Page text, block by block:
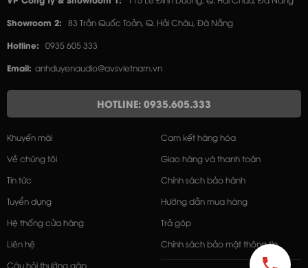
Showroom 2: 83 Trần Quốc Toản, Q. Hải Châu, Đà Nẵng
Hotline: 0935 605 333
Email: anhduyenaudio@avsvietnam.vn
HOTLINE: 0935.605.333
Khuyến mãi
Về chúng tôi
Tin tức
Tuyển dụng
Hệ thống cửa hàng
Liên hệ
Cam kết hàng hóa
Giao hàng và thanh toán
Chính sách bảo hành
Hướng dẫn mua hàng
Trả góp
Chính sách bảo mật thông tin